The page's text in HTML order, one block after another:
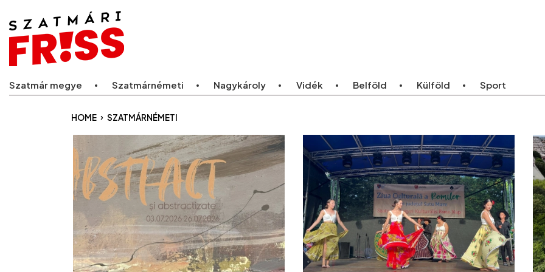
Szatmár megye Szatmárnémeti Nagykároly Vidék Belföld Külföld Sport
HOME › SZATMÁRNÉMETI